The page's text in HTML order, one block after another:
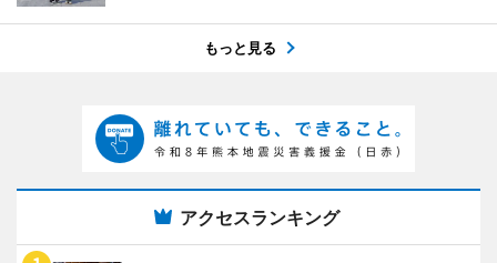
もっと見る
アクセスランキング